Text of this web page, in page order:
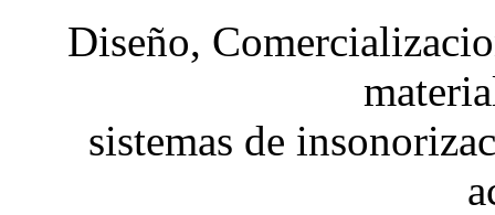
Diseño,
sistemas de